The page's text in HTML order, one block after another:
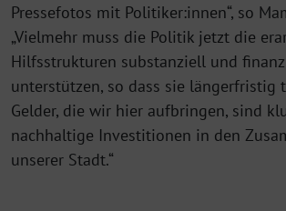
Pressefotos mit Politiker:innen“, so
„Vielmehr muss die Politik jetzt die
Hilfsstrukturen substanziell und
unterstützen, so dass sie längerfristig
Gelder, die wir hier aufbringen, sind
nachhaltige Investitionen in den
unserer Stadt.“